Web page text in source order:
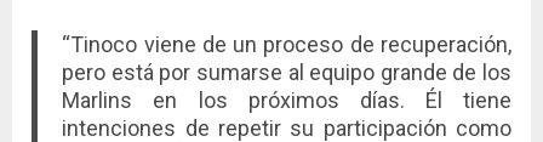
“Tinoco viene de un proceso de recuperación,
pero está por sumarse al equipo grande de los
Marlins en los próximos días. Él tiene
intenciones de repetir su participación como